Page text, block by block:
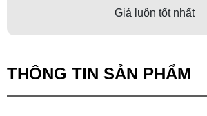
Giá luôn tốt nhất
THÔNG TIN SẢN PHẨM